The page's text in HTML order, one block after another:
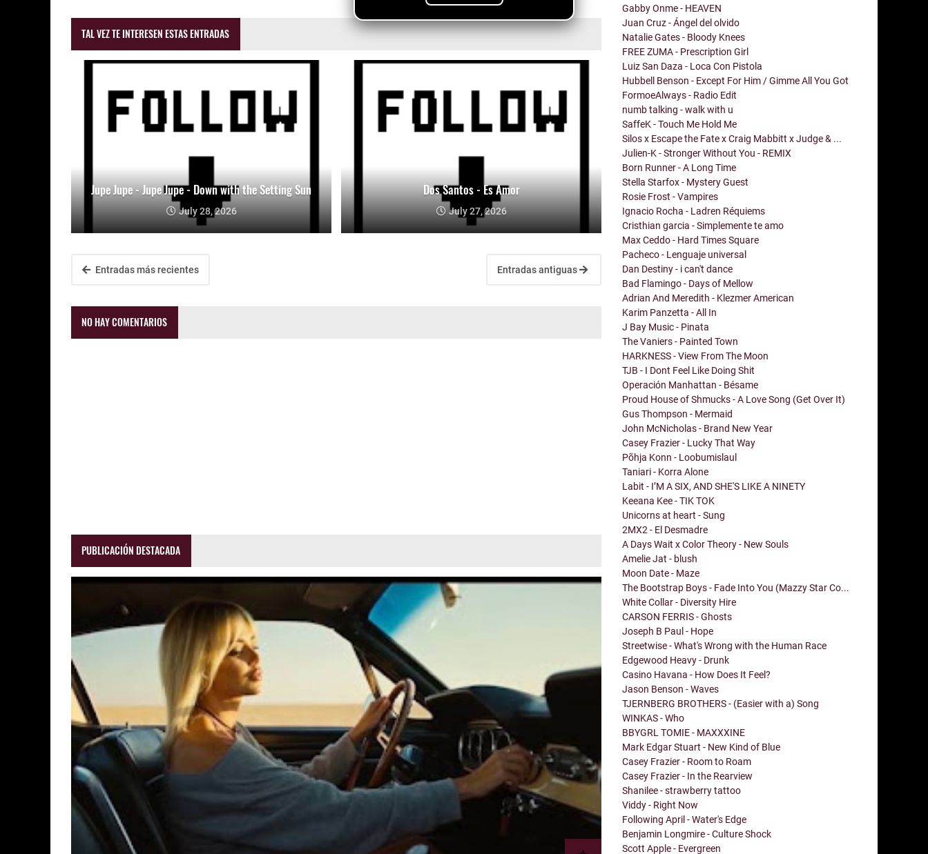
TAL VEZ TE INTERESEN ESTAS ENTRADAS
Jupe Jupe - Jupe Jupe - Down with the Setting Sun
July 28, 2026
Dos Santos - Es Amor
July 27, 2026
Entradas más recientes Entradas antiguas
NO HAY COMENTARIOS
PUBLICACIÓN DESTACADA
Gabby Onme - HEAVEN
Juan Cruz - Ángel del olvido
Natalie Gates - Bloody Knees
FREE ZUMA - Prescription Girl
Luiz San Daza - Loca Con Pistola
Hubbell Benson - Except For Him / Gimme All You Got
FormoeAlways - Radio Edit
numb talking - walk with u
SaffeK - Touch Me Hold Me
Silos x Escape the Fate x Craig Mabbitt x Judge & ...
Julien-K - Stronger Without You - REMIX
Born Runner - A Long Time
Stella Starfox - Mystery Guest
Rosie Frost - Vampires
Ignacio Rocha - Ladren Réquiems
Cristhian garcia - Simplemente te amo
Max Ceddo - Hard Times Square
Pacheco - Lenguaje universal
Dan Destiny - i can't dance
Bad Flamingo - Days of Mellow
Adrian And Meredith - Klezmer American
Karim Panzetta - All In
J Bay Music - Pinata
The Vaniers - Painted Town
HARKNESS - View From The Moon
TJB - I Dont Feel Like Doing Shit
Operación Manhattan - Bésame
Proud House of Shmucks - A Love Song (Get Over It)
Gus Thompson - Mermaid
John McNicholas - Brand New Year
Casey Frazier - Lucky That Way
Põhja Konn - Loobumislaul
Taniari - Korra Alone
Labit - I’M A SIX, AND SHE'S LIKE A NINETY
Keeana Kee - TIK TOK
Unicorns at heart - Sung
2MX2 - El Desmadre
A Days Wait x Color Theory - New Souls
Amelie Jat - blush
Moon Date - Maze
The Bootstrap Boys - Fade Into You (Mazzy Star Co...
White Collar - Diversity Hire
CARSON FERRIS - Ghosts
Joseph B Paul - Hope
Streetwise - What's Wrong with the Human Race
Edgewood Heavy - Drunk
Casino Havana - How Does It Feel?
Jason Benson - Waves
TJERNBERG BROTHERS - (Easier with a) Song
WINKAS - Who
BBYGRL TOMIE - MAXXXINE
Mark Edgar Stuart - New Kind of Blue
Casey Frazier - Room to Roam
Casey Frazier - In the Rearview
Shanilee - strawberry tattoo
Viddy - Right Now
Following April - Water's Edge
Benjamin Longmire - Culture Shock
Scott Apple - Evergreen